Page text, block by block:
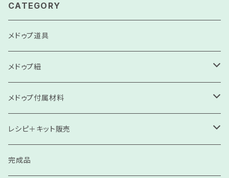
CATEGORY
メドゥプ道具
メドゥプ紐
高級コンソサ
高級ソサ
細紐（モッコリクン・ネックレス紐）
メドゥプ付属材料
刺繍飾り
スル（房）
レシピ＋キット販売
見本
完成品